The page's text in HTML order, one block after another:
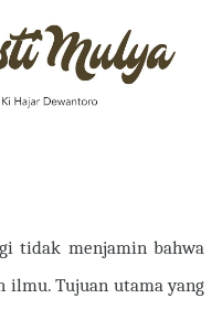
tidak menjamin bahwa
ilmu. Tujuan utama yang